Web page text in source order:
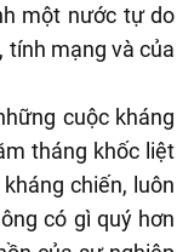
một nước tự do
tính mạng và của
cuộc kháng
tháng khốc liệt
chiến, luôn
có gì quý hơn